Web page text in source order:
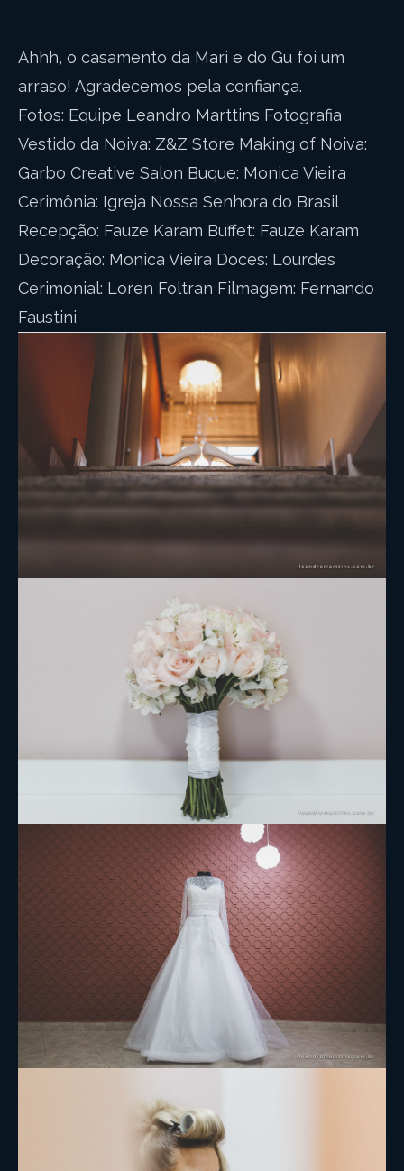
Ahhh, o casamento da Mari e do Gu foi um
arraso! Agradecemos pela confiança.
Fotos: Equipe Leandro Marttins Fotografia
Vestido da Noiva: Z&Z Store Making of Noiva:
Garbo Creative Salon Buque: Monica Vieira
Cerimônia: Igreja Nossa Senhora do Brasil
Recepção: Fauze Karam Buffet: Fauze Karam
Decoração: Monica Vieira Doces: Lourdes
Cerimonial: Loren Foltran Filmagem: Fernando
Faustini